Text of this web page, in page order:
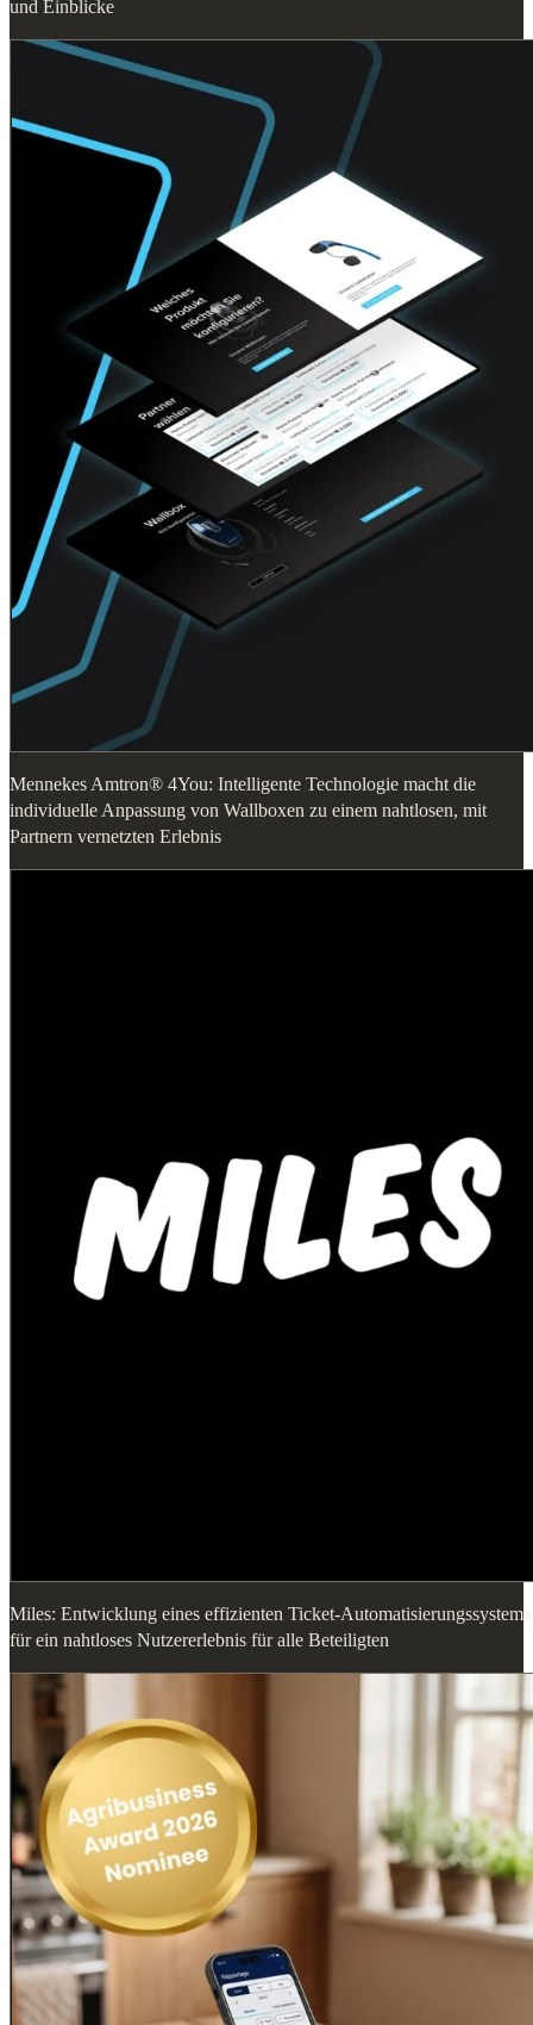
und Einblicke
Mennekes Amtron® 4You: Intelligente Technologie macht die
individuelle Anpassung von Wallboxen zu einem nahtlosen, mit
Partnern vernetzten Erlebnis
Miles: Entwicklung eines effizienten Ticket-Automatisierungssystems
für ein nahtloses Nutzererlebnis für alle Beteiligten